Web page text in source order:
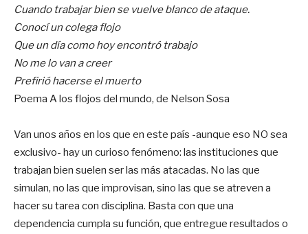
Cuando trabajar bien se vuelve blanco de ataque.
Conocí un colega flojo
Que un día como hoy encontró trabajo
No me lo van a creer
Prefirió hacerse el muerto
Poema A los flojos del mundo, de Nelson Sosa
Van unos años en los que en este país -aunque eso NO sea
exclusivo- hay un curioso fenómeno: las instituciones que
trabajan bien suelen ser las más atacadas. No las que
simulan, no las que improvisan, sino las que se atreven a
hacer su tarea con disciplina. Basta con que una
dependencia cumpla su función, que entregue resultados o